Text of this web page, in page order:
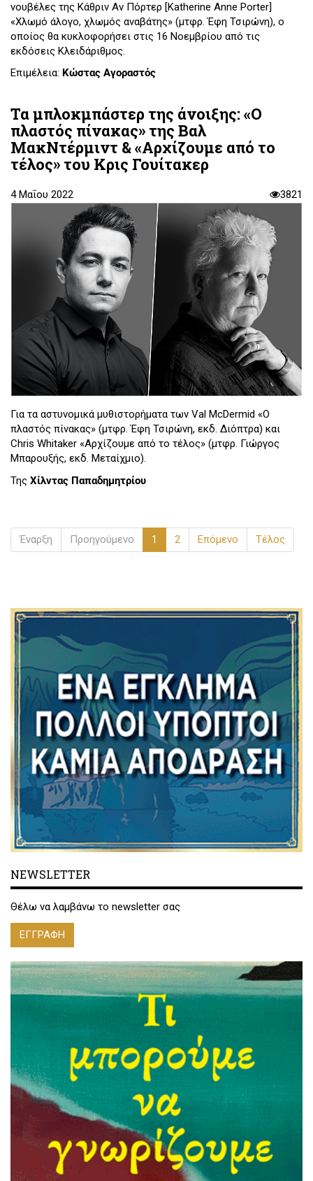
νουβέλες της Κάθριν Αν Πόρτερ [Katherine Anne Porter]
«Χλωμό άλογο, χλωμός αναβάτης» (μτφρ. Έφη Τσιρώνη), ο
οποίος θα κυκλοφορήσει στις 16 Νοεμβρίου από τις
εκδόσεις Κλειδάριθμος.
Επιμέλεια: Κώστας Αγοραστός
Τα μπλοκμπάστερ της άνοιξης: «Ο
πλαστός πίνακας» της Βαλ
ΜακΝτέρμιντ & «Αρχίζουμε από το
τέλος» του Κρις Γουίτακερ
4 Μαΐου 2022 3821
Για τα αστυνομικά μυθιστορήματα των Val McDermid «Ο
πλαστός πίνακας» (μτφρ. Έφη Τσιρώνη, εκδ. Διόπτρα) και
Chris Whitaker «Αρχίζουμε από το τέλος» (μτφρ. Γιώργος
Μπαρουξής, εκδ. Μεταίχμιο).
Της Χίλντας Παπαδημητρίου
Έναρξη Προηγούμενο 1 2 Επόμενο Τέλος
NEWSLETTER
Θέλω να λαμβάνω το newsletter σας
ΕΓΓΡΑΦΗ